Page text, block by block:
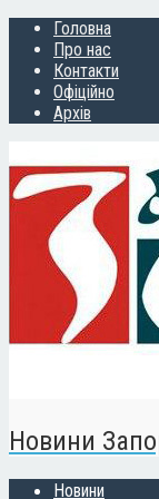
Головна
Про нас
Контакти
Офіційно
Архів
Новини
Новини